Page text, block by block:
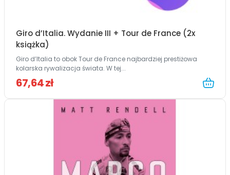
Giro d’Italia. Wydanie III + Tour de France (2x
książka)
Giro d’Italia to obok Tour de France najbardziej prestiżowa
kolarska rywalizacja świata. W tej...
67,64 zł